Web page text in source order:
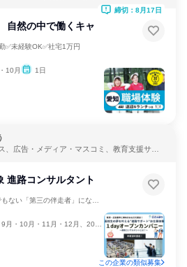
自然の中で働くキャ
✅未経験OK✅社宅1万円
10月 1日
締切：8月17日
、広告・メディア・マスコミ、教育支援サー
進路コンサルタント
・10月・11月・12月、2027年1月
この企業の類似募集